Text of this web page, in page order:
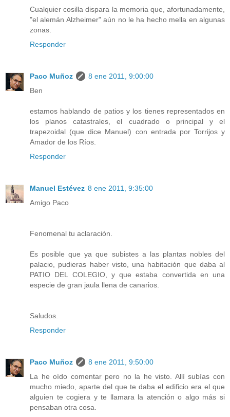
Cualquier cosilla dispara la memoria que, afortunadamente,
"el alemán Alzheimer" aún no le ha hecho mella en algunas
zonas.
Responder
Paco Muñoz
8 ene 2011, 9:00:00
Ben
estamos hablando de patios y los tienes representados en
los planos catastrales, el cuadrado o principal y el
trapezoidal (que dice Manuel) con entrada por Torrijos y
Amador de los Ríos.
Responder
Manuel Estévez 8 ene 2011, 9:35:00
Amigo Paco
Fenomenal tu aclaración.
Es posible que ya que subistes a las plantas nobles del
palacio, pudieras haber visto, una habitación que daba al
PATIO DEL COLEGIO, y que estaba convertida en una
especie de gran jaula llena de canarios.
Saludos.
Responder
Paco Muñoz
8 ene 2011, 9:50:00
La he oído comentar pero no la he visto. Allí subías con
mucho miedo, aparte del que te daba el edificio era el que
alguien te cogiera y te llamara la atención o algo más si
pensaban otra cosa.